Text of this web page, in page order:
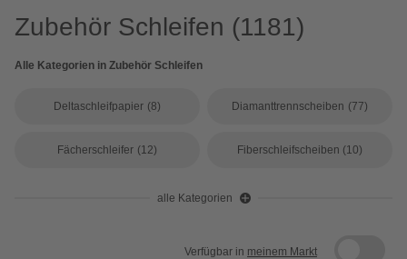
Zubehör Schleifen (1181)
Alle Kategorien in Zubehör Schleifen
Deltaschleifpapier (8) Diamanttrennscheiben (77)
Fächerschleifer (12) Fiberschleifscheiben (10)
alle Kategorien
Verfügbar in meinem Markt